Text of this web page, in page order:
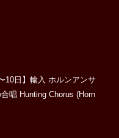
10日】輸入 ホルンアンサ
唱 Hunting Chorus (Horn